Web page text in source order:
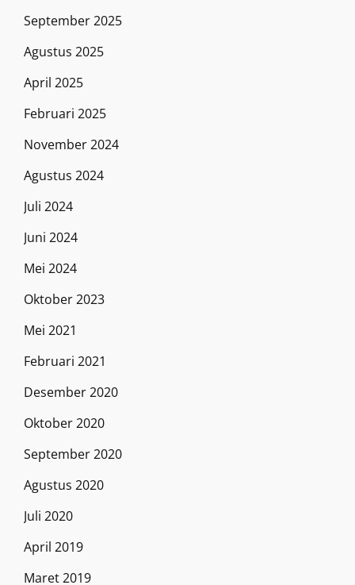
September 2025
Agustus 2025
April 2025
Februari 2025
November 2024
Agustus 2024
Juli 2024
Juni 2024
Mei 2024
Oktober 2023
Mei 2021
Februari 2021
Desember 2020
Oktober 2020
September 2020
Agustus 2020
Juli 2020
April 2019
Maret 2019